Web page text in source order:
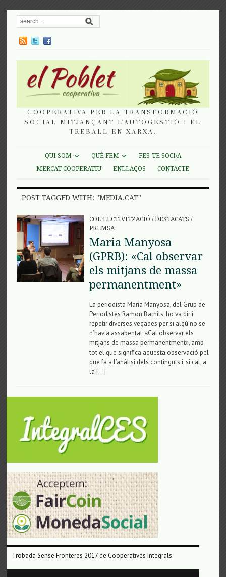
COOPERATIVA PER LA TRANSFORMACIÓ
SOCIAL MITJANÇANT L'AUTOGESTIÓ I EL
TREBALL EN XARXA.
QUI SOM QUÈ FEM
FES-TE SOCI/A
MERCAT COOPERATIU
ENLLAÇOS CONTACTE
POST TAGGED WITH: "MEDIA.CAT"
COL·LECTIVITZACIÓ /DESTACATS /
PREMSA
Maria Manyosa
(GPRB): «Cal observar
els mitjans de massa
permanentment»
La periodista Maria Manyosa, del Grup de
Periodistes Ramon Barnils, ho va dir i
repetir diverses vegades per si algú no se
n’havia assabentat: «Cal observar els
mitjans de massa permanentment», amb
tot el que significa aquesta observació pel
que fa a l’anàlisi dels continguts i, si cal, a
la […]
Trobada Sense Fronteres 2017 de Cooperatives Integrals